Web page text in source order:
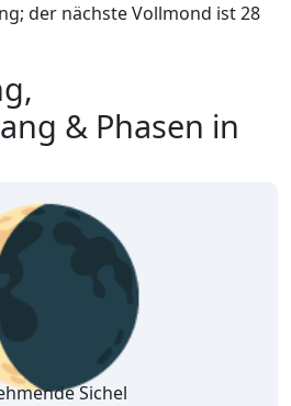
& Phasen in
der nächste Vollmond ist 28
Sichel